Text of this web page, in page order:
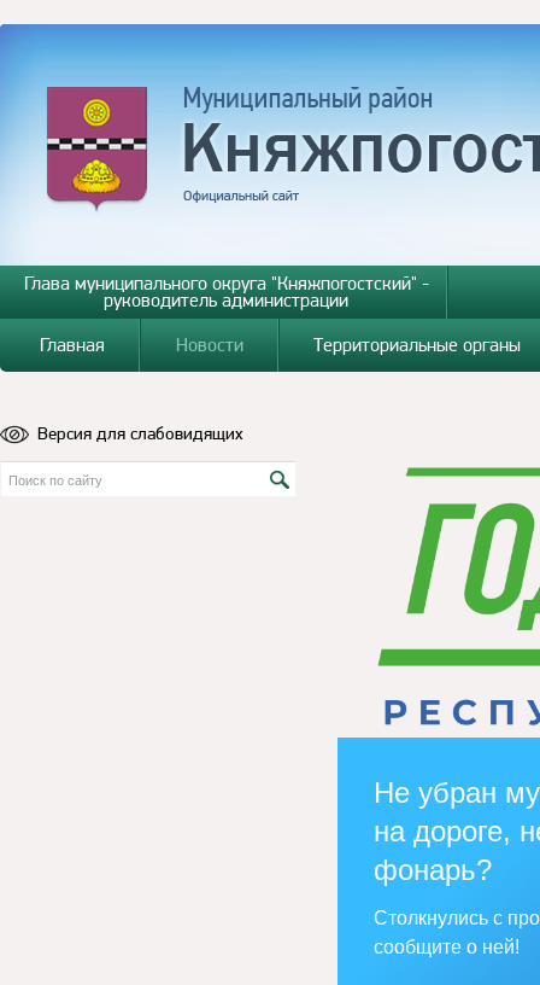
Глава муниципального округа "Княжпогостский" -
руководитель администрации
Главная
Новости Территориальные органы
Версия для слабовидящих
Не убран
на дороге,
фонарь?
Столкнулись с
сообщите о ней!